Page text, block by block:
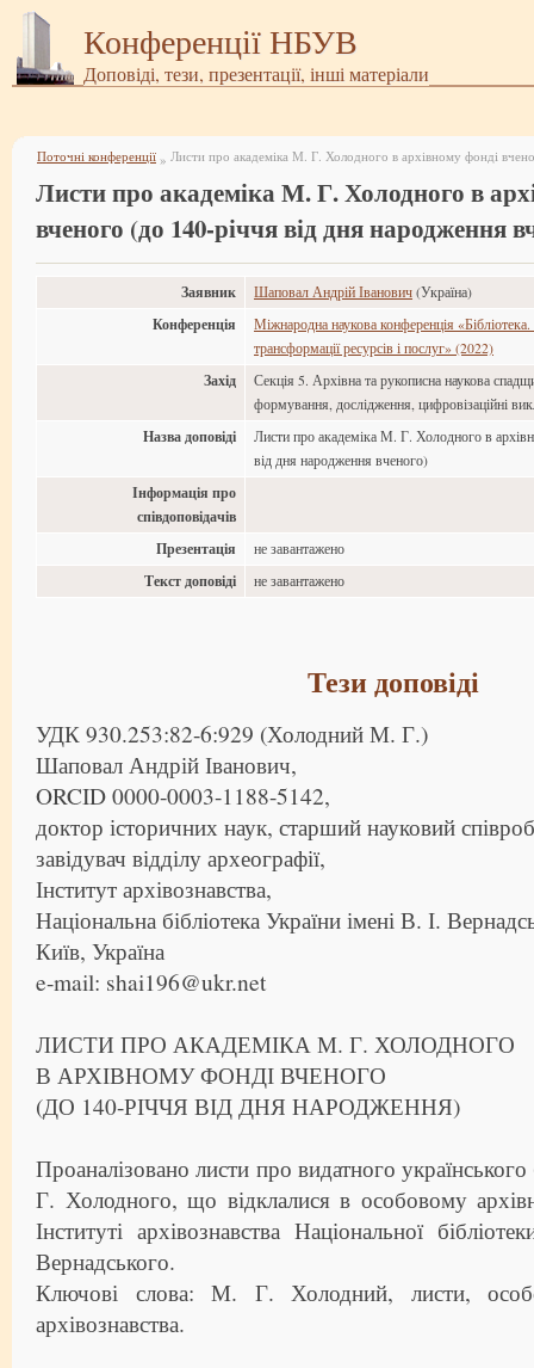
Конференції НБУВ
Доповіді, тези, презентації, інші матеріали
Поточні конференції »
Листи про академіка М. Г. Холодного в
вченого (до 140-річчя від дня народження
Заявник Шаповал Андрій Іванович (Україна)
Конференція
Міжнародна наукова конференція
трансформації ресурсів і послуг» (2022)
Захід
Секція 5. Архівна та рукописна наукова
формування, дослідження, цифровізаційні
Назва доповіді
Листи про академіка М. Г. Холодного в
від дня народження вченого)
Інформація про
співдоповідачів
Презентація
не завантажено
Текст доповіді не завантажено
Тези доповіді
УДК 930.253:82-6:929 (Холодний М. Г.)
Шаповал Андрій Іванович,
ORCID 0000-0003-1188-5142,
доктор історичних наук, старший науковий
завідувач відділу археографії,
Інститут архівознавства,
Національна бібліотека України імені В. І.
Київ, Україна
e-mail: shai196@ukr.net
ЛИСТИ ПРО АКАДЕМІКА М. Г. ХОЛОДНОГО
В АРХІВНОМУ ФОНДІ ВЧЕНОГО
(ДО 140-РІЧЧЯ ВІД ДНЯ НАРОДЖЕННЯ)
Проаналізовано листи про видатного
Г. Холодного, що відклалися в особовому
Інституті архівознавства Національної
Вернадського.
Ключові слова: М. Г. Холодний, листи,
архівознавства.